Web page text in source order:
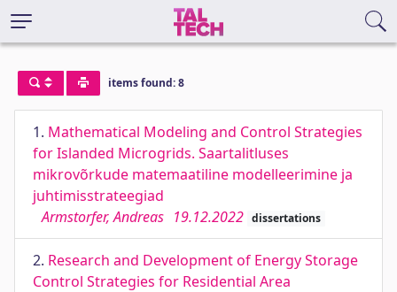
items found: 8
1. Mathematical Modeling and Control Strategies
for Islanded Microgrids. Saartalitluses
mikrovõrkude matemaatiline modelleerimine ja
juhtimisstrateegiad
Armstorfer, Andreas 19.12.2022 dissertations
2. Research and Development of Energy Storage
Control Strategies for Residential Area